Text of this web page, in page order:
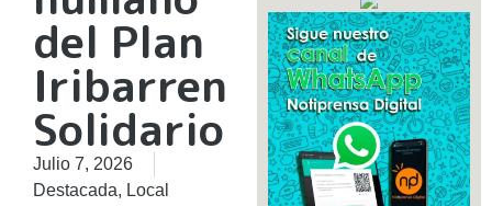
del Plan
Iribarren
Solidario
Julio 7, 2026
Destacada, Local